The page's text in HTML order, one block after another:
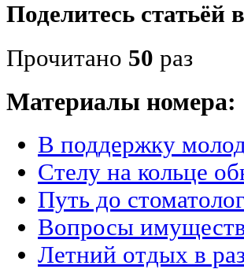
Поделитесь статьёй
Прочитано 50 раз
Материалы номера:
В поддержку
Стелу на кольце
Путь до
Вопросы
Летний отдых в